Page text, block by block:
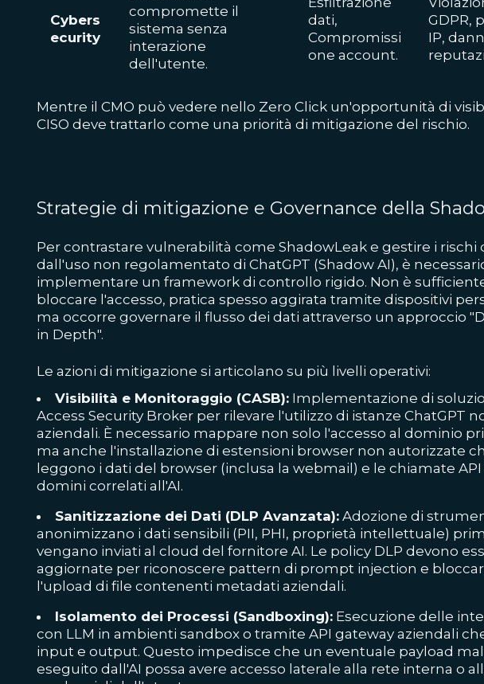
Cybers
ecurity
compromette il
sistema senza
interazione
dell'utente.
dati,
Compromissi
one account.
GDPR,
IP,
Mentre il CMO può vedere nello Zero Click un'opportunità di
CISO deve trattarlo come una priorità di mitigazione del rischio.
Strategie di mitigazione e Governance della
Per contrastare vulnerabilità come ShadowLeak e gestire i rischi
dall'uso non regolamentato di ChatGPT (Shadow AI), è
implementare un framework di controllo rigido. Non è
bloccare l'accesso, pratica spesso aggirata tramite dispositivi
ma occorre governare il flusso dei dati attraverso un approccio
in Depth".
Le azioni di mitigazione si articolano su più livelli operativi:
Visibilità e Monitoraggio (CASB): Implementazione di
Access Security Broker per rilevare l'utilizzo di istanze ChatGPT
aziendali. È necessario mappare non solo l'accesso al dominio
ma anche l'installazione di estensioni browser non autorizzate
leggono i dati del browser (inclusa la webmail) e le chiamate API
domini correlati all'AI.
Sanitizzazione dei Dati (DLP Avanzata): Adozione di
anonimizzano i dati sensibili (PII, PHI, proprietà intellettuale)
vengano inviati al cloud del fornitore AI. Le policy DLP devono
aggiornate per riconoscere pattern di prompt injection e
l'upload di file contenenti metadati aziendali.
Isolamento dei Processi (Sandboxing): Esecuzione delle
con LLM in ambienti sandbox o tramite API gateway aziendali
input e output. Questo impedisce che un eventuale payload
eseguito dall'AI possa avere accesso laterale alla rete interna o